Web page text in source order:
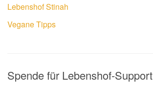
Lebenshof Stinah
Vegane Tipps
Spende für Lebenshof-Support